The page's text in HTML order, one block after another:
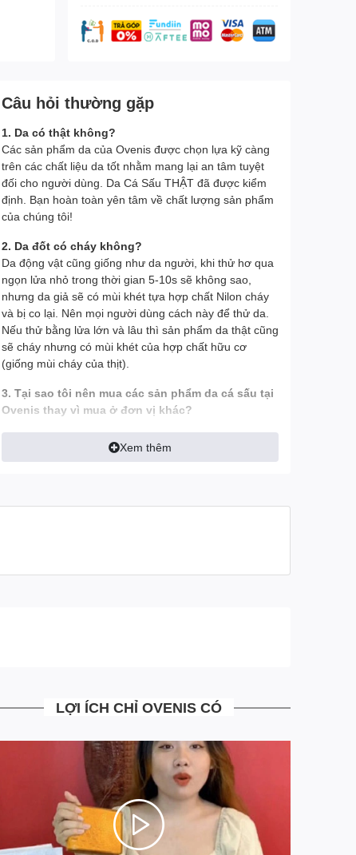
Câu hỏi thường gặp
1. Da có thật không?
Các sản phẩm da của Ovenis được chọn lựa kỹ càng
trên các chất liệu da tốt nhằm mang lại an tâm tuyệt
đối cho người dùng. Da Cá Sấu THẬT đã được kiểm
định. Bạn hoàn toàn yên tâm về chất lượng sản phẩm
của chúng tôi!
2. Da đốt có cháy không?
Da động vật cũng giống như da người, khi thử hơ qua
ngọn lửa nhỏ trong thời gian 5-10s sẽ không sao,
nhưng da giả sẽ có mùi khét tựa hợp chất Nilon cháy
và bị co lại. Nên mọi người dùng cách này để thử da.
Nếu thử bằng lửa lớn và lâu thì sản phẩm da thật cũng
sẽ cháy nhưng có mùi khét của hợp chất hữu cơ
(giống mùi cháy của thịt).
3. Tại sao tôi nên mua các sản phẩm da cá sấu tại
Ovenis thay vì mua ở đơn vị khác?
- Tất cả hình ảnh đều được Ovenis chụp thật trên tay
để khách có được cái nhìn chính xác nhất về sản
- Ship tới không mua không sao
đổi trả trả ngay tại nhà, mà khách hàng không phải đi
góp 4.0 MIỄN MỌI LOẠI PHÍ. Chia 3 kỳ thanh toán
siêu đơn giản ngay trên website, khác hoàn toàn với
trả góp truyền thống qua các công ty tài chính hiện tại.
Ngồi tại nhà chỉ với một hình cmnd duyệt điện tử 5S có
ngay sản phẩm đồ da cá sấu cao cấp chính hãng.
=> Chúng tôi mong muốn những khách hàng thân yêu
của mình Mua Sắm Thật Dễ Dàng, và hơn hết là cảm
Xem thêm
LỢI ÍCH CHỈ OVENIS CÓ